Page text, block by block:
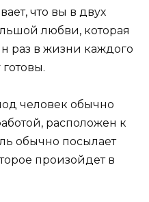
что вы в двух
любви, которая
раз в жизни каждого
человек обычно
расположен к
обычно посылает
произойдет в